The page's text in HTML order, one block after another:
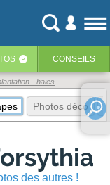
‹ CONSEILS
- haies
Photos déco
des autres !